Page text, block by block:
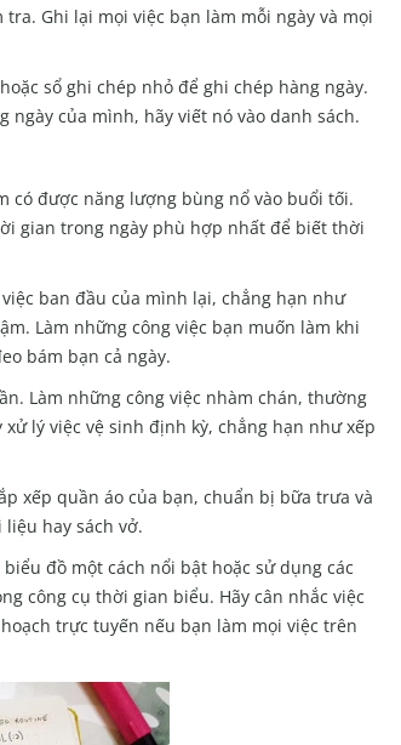
Ghi lại mọi việc bạn làm mỗi ngày và mọi
sổ ghi chép nhỏ để ghi chép hàng ngày.
ngày của mình, hãy viết nó vào danh sách.
có được năng lượng bùng nổ vào buổi tối.
gian trong ngày phù hợp nhất để biết thời
ban đầu của mình lại, chẳng hạn như
Làm những công việc bạn muốn làm khi
bám bạn cả ngày.
Làm những công việc nhàm chán, thường
lý việc vệ sinh định kỳ, chẳng hạn như xếp
xếp quần áo của bạn, chuẩn bị bữa trưa và
hay sách vở.
đồ một cách nổi bật hoặc sử dụng các
công cụ thời gian biểu. Hãy cân nhắc việc
trực tuyến nếu bạn làm mọi việc trên